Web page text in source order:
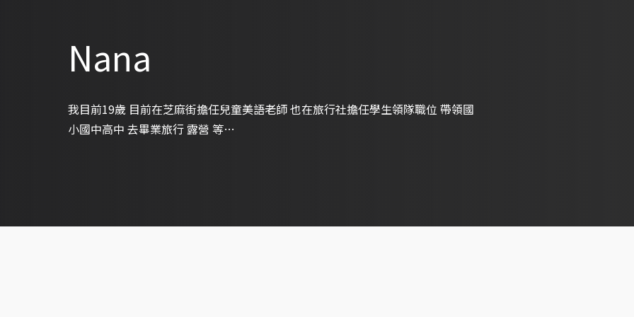
Nana
我目前19歲 目前在芝麻街擔任兒童美語老師 也在旅行社擔任學生領隊職位 帶領國
小國中高中 去畢業旅行 露營 等…